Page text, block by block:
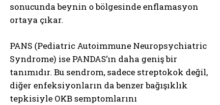
sonucunda beynin o bölgesinde enflamasyon
ortaya çıkar.
PANS (Pediatric Autoimmune Neuropsychiatric
Syndrome) ise PANDAS’ın daha geniş bir
tanımıdır. Bu sendrom, sadece streptokok değil,
diğer enfeksiyonların da benzer bağışıklık
tepkisiyle OKB semptomlarını